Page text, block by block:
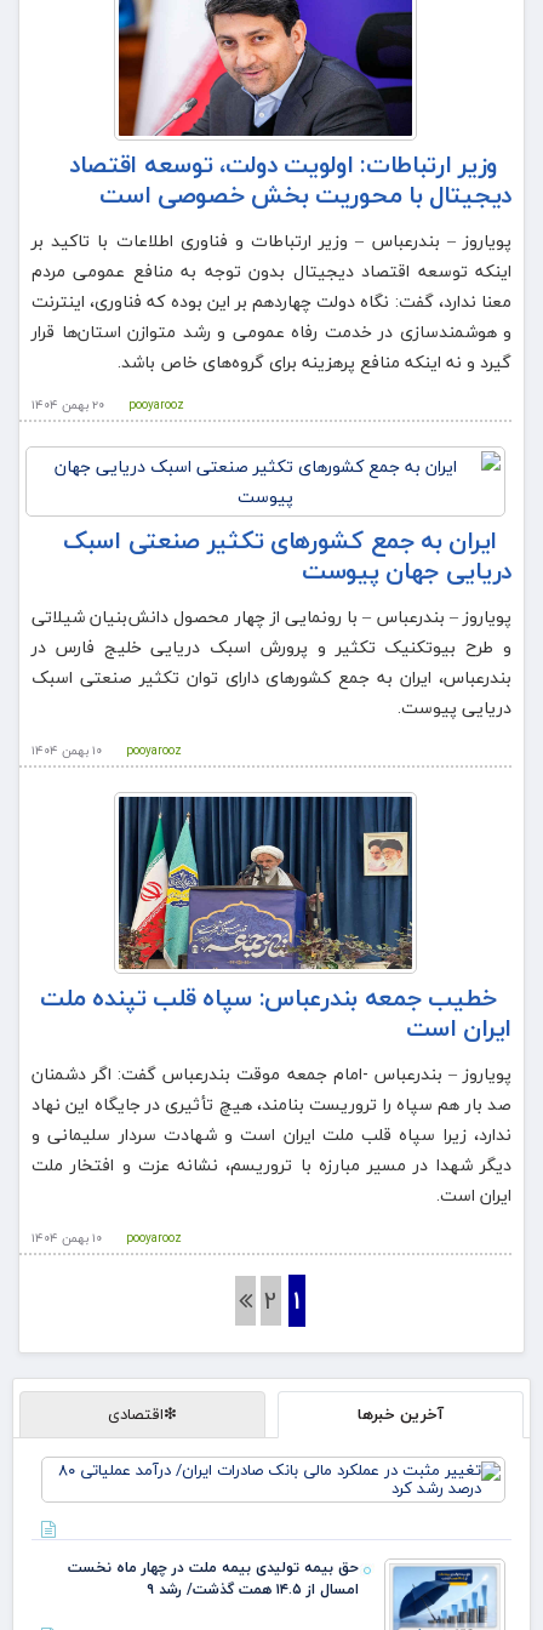
وزیر ارتباطات: اولویت دولت، توسعه اقتصاد
دیجیتال با محوریت بخش خصوصی است
پویاروز – بندرعباس – وزیر ارتباطات و فناوری اطلاعات با تاکید بر
اینکه توسعه اقتصاد دیجیتال بدون توجه به منافع عمومی مردم
معنا ندارد، گفت: نگاه دولت چهاردهم بر این بوده که فناوری، اینترنت
و هوشمندسازی در خدمت رفاه عمومی و رشد متوازن استان‌ها قرار
گیرد و نه اینکه منافع پرهزینه برای گروه‌های خاص باشد.
۲۰ بهمن ۱۴۰۴ pooyarooz
ایران به جمع کشورهای تکثیر صنعتی اسبک
دریایی جهان پیوست
پویاروز – بندرعباس – با رونمایی از چهار محصول دانش‌بنیان شیلاتی
و طرح بیوتکنیک تکثیر و پرورش اسبک دریایی خلیج فارس در
بندرعباس، ایران به جمع کشورهای دارای توان تکثیر صنعتی اسبک
دریایی پیوست.
۱۰ بهمن ۱۴۰۴ pooyarooz
خطیب جمعه بندرعباس: سپاه قلب تپنده ملت
ایران است
پویاروز – بندرعباس -امام جمعه موقت بندرعباس گفت: اگر دشمنان
صد بار هم سپاه را تروریست بنامند، هیچ تأثیری در جایگاه این نهاد
ندارد، زیرا سپاه قلب ملت ایران است و شهادت سردار سلیمانی و
دیگر شهدا در مسیر مبارزه با تروریسم، نشانه عزت و افتخار ملت
ایران است.
۱۰ بهمن ۱۴۰۴ pooyarooz
1
2
آخرین خبرها ❇اقتصادی
حق بیمه تولیدی بیمه ملت در چهار ماه نخست
امسال از ۱۴.۵ همت گذشت/ رشد ۹